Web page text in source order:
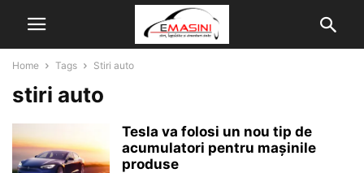
Home Tags Stiri auto
stiri auto
Tesla va folosi un nou tip de
acumulatori pentru mașinile
produse